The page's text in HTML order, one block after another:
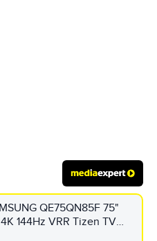
QE75QN85F 75"
144Hz VRR Tizen TV